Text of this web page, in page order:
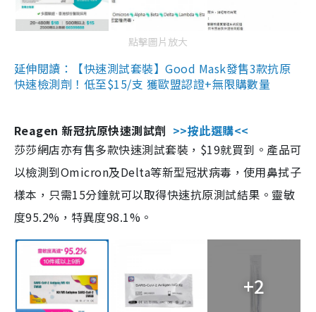
點擊圖片放大
延伸閱讀：【快速測試套裝】Good Mask發售3款抗原
快速檢測劑！低至$15/支 獲歐盟認證+無限購數量
Reagen 新冠抗原快速測試劑 >>按此選購<<
莎莎網店亦有售多款快速測試套裝，$19就買到。產品可
以檢測到Omicron及Delta等新型冠狀病毒，使用鼻拭子
樣本，只需15分鐘就可以取得快速抗原測試結果。靈敏
度95.2%，特異度98.1%。
+2